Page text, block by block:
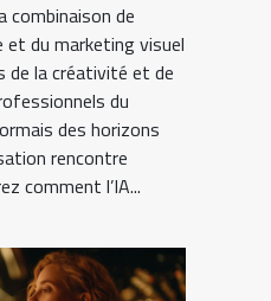
combinaison de
et du marketing visuel
de la créativité et de
du
des horizons
rencontre
comment l’IA...